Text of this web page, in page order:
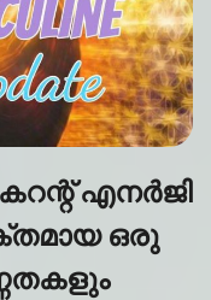
കറന്റ് എനർജി
ഒരു